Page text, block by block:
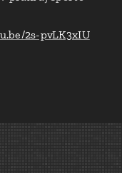
2s-pvLK3xIU